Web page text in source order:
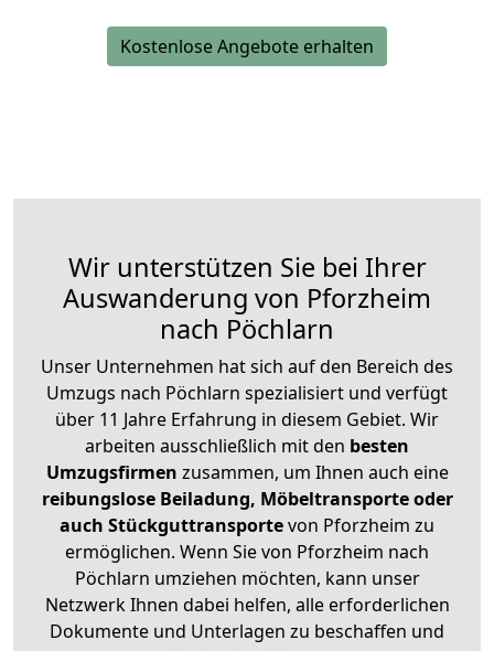
Kostenlose Angebote erhalten
Wir unterstützen Sie bei Ihrer
Auswanderung von Pforzheim
nach Pöchlarn
Unser Unternehmen hat sich auf den Bereich des
Umzugs nach Pöchlarn spezialisiert und verfügt
über 11 Jahre Erfahrung in diesem Gebiet. Wir
arbeiten ausschließlich mit den besten
Umzugsfirmen zusammen, um Ihnen auch eine
reibungslose Beiladung, Möbeltransporte oder
auch Stückguttransportevon Pforzheim zu
ermöglichen. Wenn Sie von Pforzheim nach
Pöchlarn umziehen möchten, kann unser
Netzwerk Ihnen dabei helfen, alle erforderlichen
Dokumente und Unterlagen zu beschaffen und